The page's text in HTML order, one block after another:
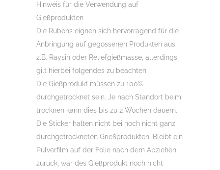
Hinweis für die Verwendung auf
Gießprodukten
Die Rubons eignen sich hervorragend für die
Anbringung auf gegossenen Produkten aus
z.B. Raysin oder Reliefgießmasse, allerdings
gilt hierbei folgendes zu beachten:
Die Gießprodukt müssen zu 100%
durchgetrocknet sein. Je nach Standort beim
trocknen kann dies bis zu 2 Wochen dauern.
Die Sticker halten nicht bei noch nicht ganz
durchgetrockneten Grießprodukten. Bleibt ein
Pulverfilm auf der Folie nach dem Abziehen
zurück, war des Gießprodukt noch nicht